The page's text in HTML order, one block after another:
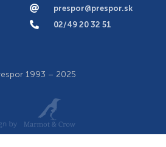
prespor@prespor.sk
02/49 20 32 51
1993 – 2025